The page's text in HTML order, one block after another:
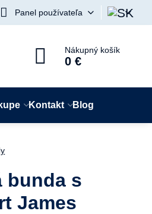
Panel používateľa
Nákupný košík
0 €
Kontakt Blog
bunda s
James